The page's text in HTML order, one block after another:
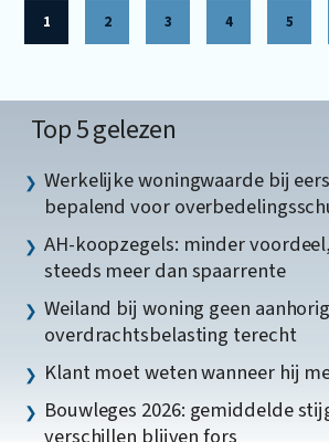
1 2 3 4 5
Top 5 gelezen
Werkelijke woningwaarde bij
bepalend voor
AH-koopzegels: minder
steeds meer dan spaarrente
Weiland bij woning geen
overdrachtsbelasting terecht
Klant moet weten wanneer hij
Bouwleges 2026: gemiddelde